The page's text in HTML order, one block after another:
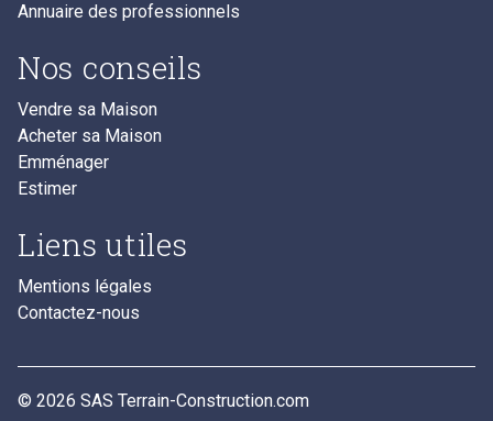
Annuaire des professionnels
Nos conseils
Vendre sa Maison
Acheter sa Maison
Emménager
Estimer
Liens utiles
Mentions légales
Contactez-nous
© 2026 SAS Terrain-Construction.com